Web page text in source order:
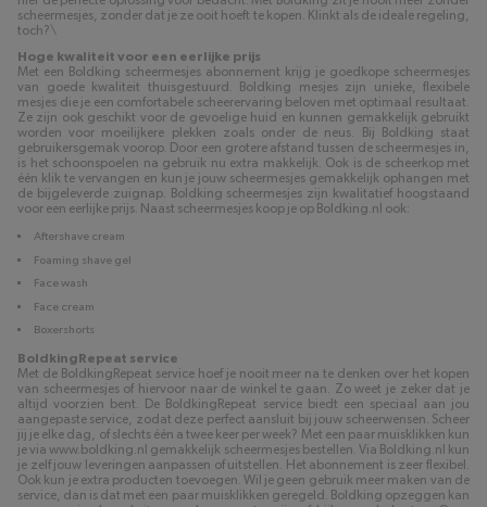
scheermesjes, zonder dat je ze ooit hoeft te kopen. Klinkt als de ideale regeling,
toch?\
Hoge kwaliteit voor een eerlijke prijs
Met een Boldking scheermesjes abonnement krijg je goedkope scheermesjes
van goede kwaliteit thuisgestuurd. Boldking mesjes zijn unieke, flexibele
mesjes die je een comfortabele scheerervaring beloven met optimaal resultaat.
Ze zijn ook geschikt voor de gevoelige huid en kunnen gemakkelijk gebruikt
worden voor moeilijkere plekken zoals onder de neus. Bij Boldking staat
gebruikersgemak voorop. Door een grotere afstand tussen de scheermesjes in,
is het schoonspoelen na gebruik nu extra makkelijk. Ook is de scheerkop met
één klik te vervangen en kun je jouw scheermesjes gemakkelijk ophangen met
de bijgeleverde zuignap. Boldking scheermesjes zijn kwalitatief hoogstaand
voor een eerlijke prijs. Naast scheermesjes koop je op Boldking.nl ook:
Aftershave cream
Foaming shave gel
Face wash
Face cream
Boxershorts
BoldkingRepeat service
Met de BoldkingRepeat service hoef je nooit meer na te denken over het kopen
van scheermesjes of hiervoor naar de winkel te gaan. Zo weet je zeker dat je
altijd voorzien bent. De BoldkingRepeat service biedt een speciaal aan jou
aangepaste service, zodat deze perfect aansluit bij jouw scheerwensen. Scheer
jij je elke dag, of slechts één a twee keer per week? Met een paar muisklikken kun
je via www.boldking.nl gemakkelijk scheermesjes bestellen. Via Boldking.nl kun
je zelf jouw leveringen aanpassen of uitstellen. Het abonnement is zeer flexibel.
Ook kun je extra producten toevoegen. Wil je geen gebruik meer maken van de
service, dan is dat met een paar muisklikken geregeld. Boldking opzeggen kan